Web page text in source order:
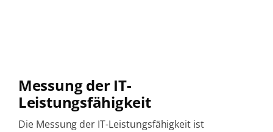
Messung der IT-
Leistungsfähigkeit
Die Messung der IT-Leistungsfähigkeit ist